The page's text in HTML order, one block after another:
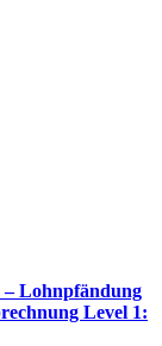
– Lohnpfändung
Level 1: